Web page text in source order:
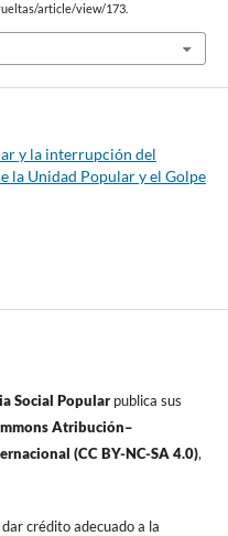
article/view/173.
y la interrupción del
la Unidad Popular y el Golpe
Social Popularpublica sus
Atribución–
(CC BY-NC-SA 4.0),
dar crédito adecuado a la